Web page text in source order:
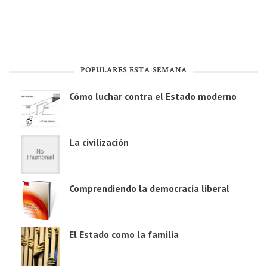
POPULARES ESTA SEMANA
Cómo luchar contra el Estado moderno
La civilización
Comprendiendo la democracia liberal
El Estado como la familia